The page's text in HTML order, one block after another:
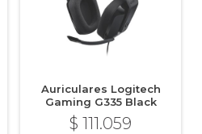
Auriculares Logitech
Gaming G335 Black
$ 111.059